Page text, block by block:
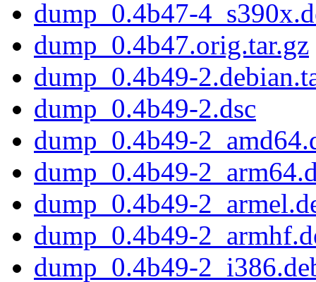
dump_0.4b47-
dump_0.4b47.orig.tar.gz
dump_0.4b49-
dump_0.4b49-2.dsc
dump_0.4b49-
dump_0.4b49-
dump_0.4b49-
dump_0.4b49-
dump_0.4b49-